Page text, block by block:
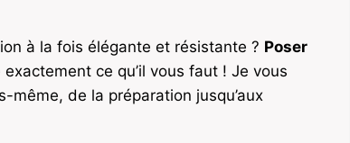
à la fois élégante et résistante ? Poser
ce qu’il vous faut ! Je vous
de la préparation jusqu’aux